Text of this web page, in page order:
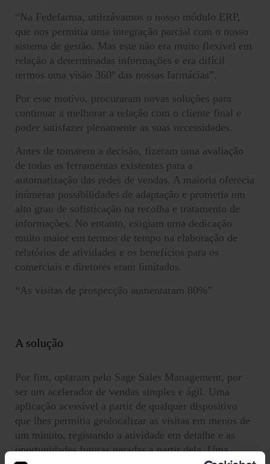
“Na Fedefarma, utilizávamos o nosso módulo ERP,
que nos permitia uma integração parcial com o nosso
sistema de gestão. Mas este não era muito flexível em
relação a determinadas informações e era difícil
termos uma visão 360º das nossas farmácias”.
Por esse motivo, procuraram novas soluções para
continuar a melhorar a relação com o cliente final e
poder satisfazer plenamente as suas necessidades.
Antes de tomarem a decisão, fizeram uma avaliação
de todas as ferramentas existentes para a
automatização das redes de vendas. A maioria oferecia
inúmeras possibilidades de adaptação e prometia um
alto grau de sofisticação na recolha e tratamento de
informações. No entanto, exigiam uma dedicação
muito maior em termos de tempo na elaboração de
relatórios de atividades e os benefícios para os
comerciais e diretores eram limitados.
“As visitas de prospecção aumentaram 80%”
A solução
Por fim, optaram pelo Sage Sales Management, por
ser um acelerador de vendas simples e ágil. Uma
aplicação acessível a partir de qualquer dispositivo
que lhes permitia geolocalizar as visitas em menos de
um minuto, registando a atividade em detalhe e as
oportunidades futuras geradas a partir dela. Uma